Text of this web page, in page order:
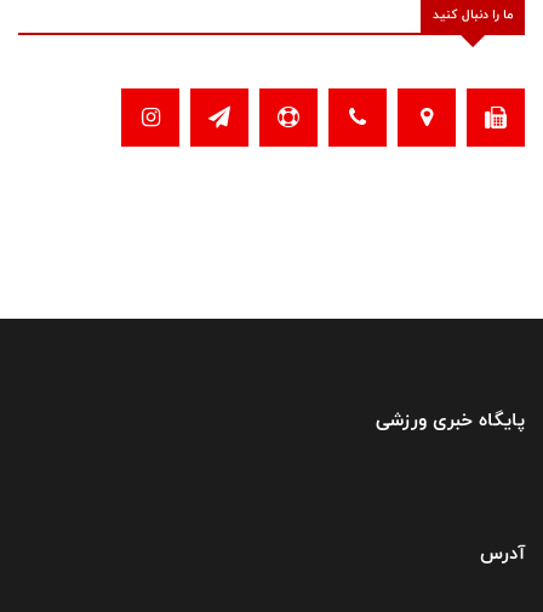
ما را دنبال کنید
پایگاه خبری ورزشی
آدرس